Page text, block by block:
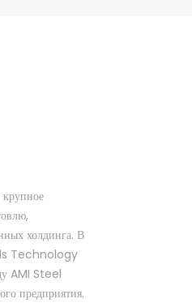
холдинга. В
Technology
AMI Steel
предприятия.